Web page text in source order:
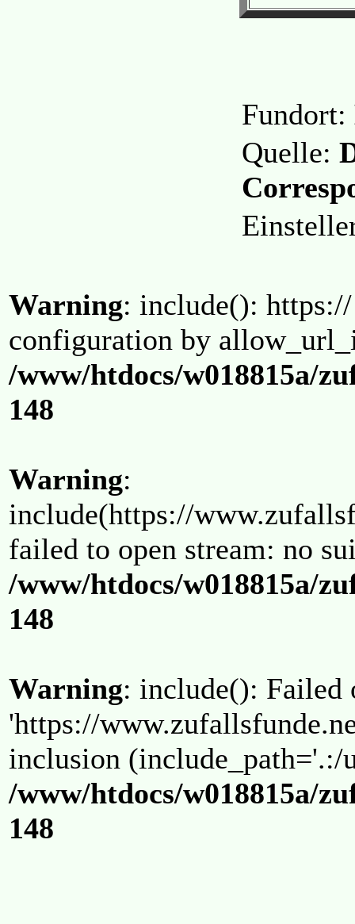
Fundort:
Quelle:
Warning: include():
configuration by
/www/htdocs/w018815a/
148
Warning:
include(https://
failed to open stream: no
/www/htdocs/w018815a/
148
Warning: include(): Failed
'https://
inclusion (include_path='.:/
/www/htdocs/w018815a/
148